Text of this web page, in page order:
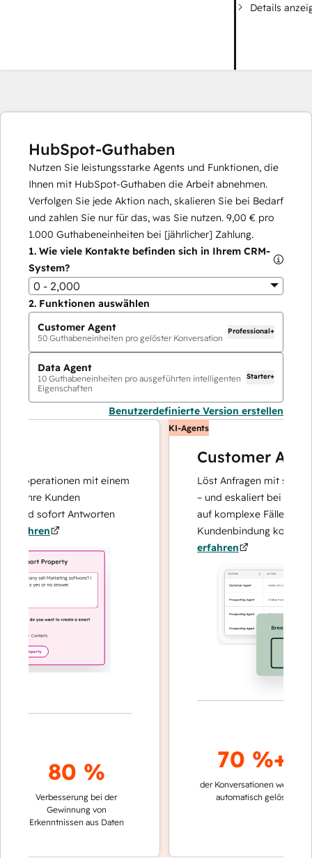
Details
HubSpot-Guthaben
Nutzen Sie leistungsstarke Agents und Funktionen, die
Ihnen mit HubSpot-Guthaben die Arbeit abnehmen.
Verfolgen Sie jede Aktion nach, skalieren Sie bei Bedarf
und zahlen Sie nur für das, was Sie nutzen. 9,00 € pro
1.000 Guthabeneinheiten bei [jährlicher] Zahlung.
1. Wie viele Kontakte befinden sich in Ihrem CRM-
System?
0 - 2,000
2. Funktionen auswählen
Customer Agent
50 Guthabeneinheiten pro gelöster Konversation
Professional+
Data Agent
10 Guthabeneinheiten pro ausgeführten intelligenten
Eigenschaften
Starter+
Benutzerdefinierte Version erstellen
mit einem
Kunden
sofort Antworten
80 %
Verbesserung bei der
Gewinnung von
Erkenntnissen aus Daten
KI-Agents
Customer Agent
Löst Anfragen mit schnellen,
– und eskaliert bei Bedarf,
auf komplexe Fälle und den
Kundenbindung
erfahren
70 %+
der Konversationen werden
automatisch gelöst